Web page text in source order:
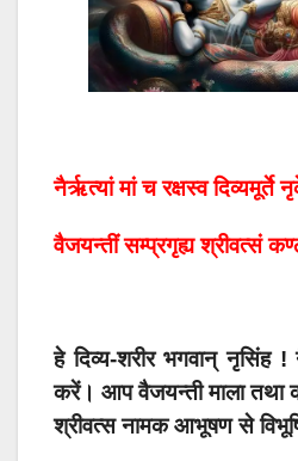
नैर्ऋत्यां मां च रक्षस्व दिव्यमूर्ते
वैजयन्तीं सम्प्रगृह्य श्रीवत्सं
हे दिव्य-शरीर भगवान् नृसिंह
करें। आप वैजयन्ती माला तथा
श्रीवत्स नामक आभूषण से